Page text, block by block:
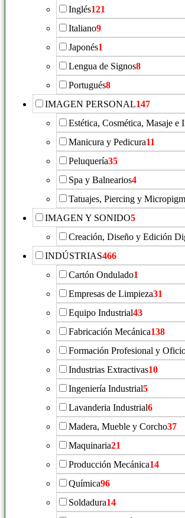
Inglés121
Italiano9
Japonés1
Lengua de Signos8
Portugués8
IMAGEN PERSONAL147
Estética, Cosmética, Masaje e
Manicura y Pedicura11
Peluquería35
Spa y Balnearios4
Tatuajes, Piercing y
IMAGEN Y SONIDO5
Creación, Diseño y Edición
INDÚSTRIAS466
Cartón Ondulado1
Empresas de Limpieza31
Equipo Industrial43
Fabricación Mecánica138
Formación Profesional y
Industrias Extractivas10
Ingeniería Industrial5
Lavanderia Industrial6
Madera, Mueble y Corcho37
Maquinaria21
Producción Mecánica14
Química96
Soldadura14